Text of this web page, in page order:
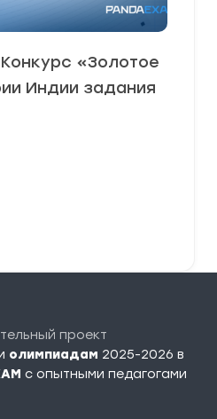
«Золотое
Индии задания
проект
олимпиадам 2025-2026 в
c опытными педагогами